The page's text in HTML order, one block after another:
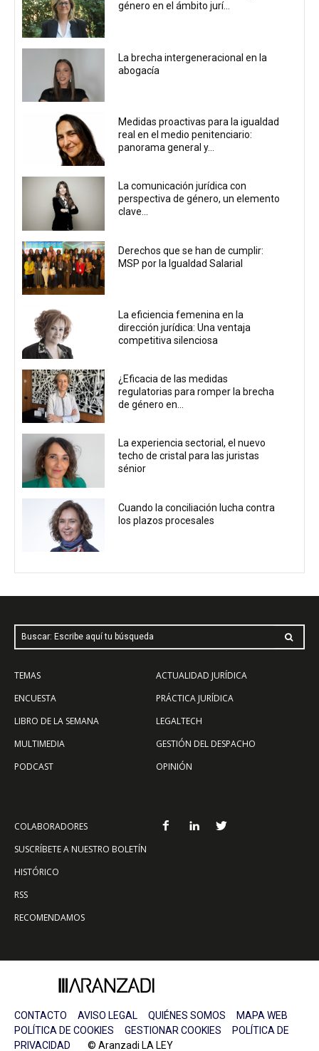
género en el ámbito jurí...
La brecha intergeneracional en la
abogacía
Medidas proactivas para la igualdad
real en el medio penitenciario:
panorama general y...
La comunicación jurídica con
perspectiva de género, un elemento
clave...
Derechos que se han de cumplir:
MSP por la Igualdad Salarial
La eficiencia femenina en la
dirección jurídica: Una ventaja
competitiva silenciosa
¿Eficacia de las medidas
regulatorias para romper la brecha
de género en...
La experiencia sectorial, el nuevo
techo de cristal para las juristas
sénior
Cuando la conciliación lucha contra
los plazos procesales
Buscar: Escribe aquí tu búsqueda
TEMAS
ENCUESTA
LIBRO DE LA SEMANA
MULTIMEDIA
PODCAST
ACTUALIDAD JURÍDICA
PRÁCTICA JURÍDICA
LEGALTECH
GESTIÓN DEL DESPACHO
OPINIÓN
COLABORADORES
SUSCRÍBETE A NUESTRO BOLETÍN
HISTÓRICO
RSS
RECOMENDAMOS
CONTACTO AVISO LEGAL QUIÉNES SOMOS
MAPA WEB
POLÍTICA DE COOKIES
GESTIONAR COOKIES
POLÍTICA DE
PRIVACIDAD © Aranzadi LA LEY